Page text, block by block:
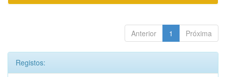
Anterior 1 Próxima
Registos: